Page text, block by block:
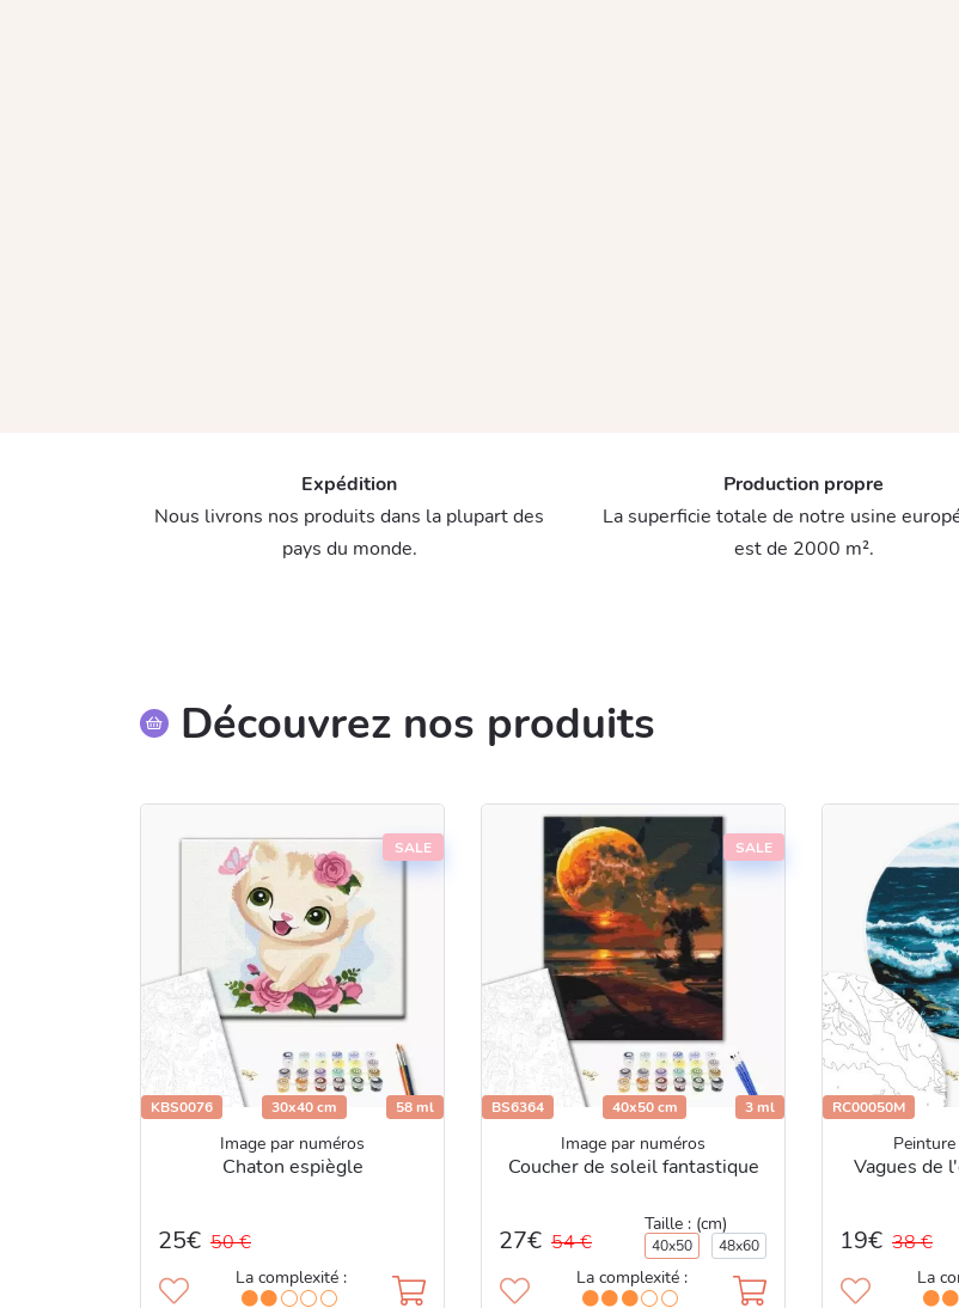
Expédition
Nous livrons nos produits dans la plupart des
pays du monde.
Production propre
La superficie totale de notre usine
est de 2000 m².
Découvrez nos produits
SALE
KBS0076 30x40 cm 58 ml
Image par numéros
Chaton espiègle
25€ 50 €
La complexité :
SALE
BS6364 40x50 cm 3 ml
Image par numéros
Coucher de soleil fantastique
27€ 54 €
Taille : (cm)
40x50 48x60
La complexité :
RC00050M
Vagues de
19€ 38 €
La